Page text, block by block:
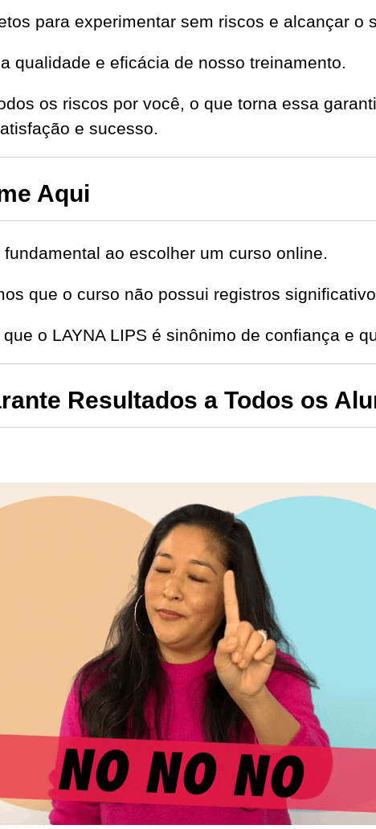
para experimentar sem riscos e alcançar o
qualidade e eficácia de nosso treinamento.
os riscos por você, o que torna essa
e sucesso.
Aqui
ao escolher um curso online.
que o curso não possui registros
o LAYNA LIPS é sinônimo de confiança e
Resultados a Todos os